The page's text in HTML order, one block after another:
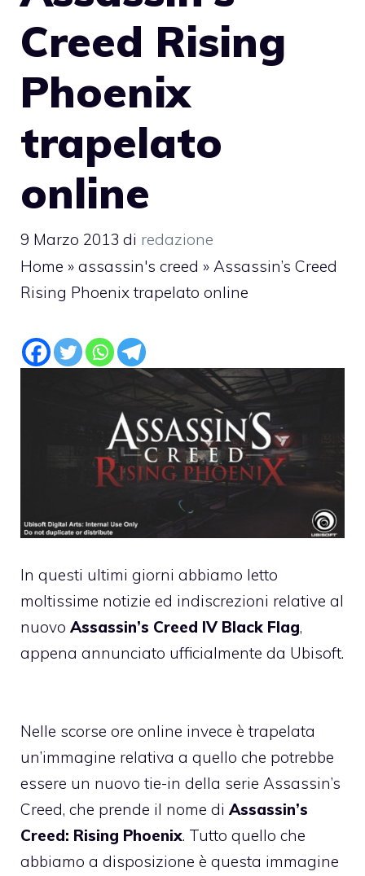
Creed Rising
Phoenix
trapelato
online
9 Marzo 2013 di redazione
Home » assassin's creed » Assassin’s Creed
Rising Phoenix trapelato online
In questi ultimi giorni abbiamo letto
moltissime notizie ed indiscrezioni relative al
nuovo Assassin’s Creed IV Black Flag,
appena annunciato ufficialmente da Ubisoft.
Nelle scorse ore online invece è trapelata
un’immagine relativa a quello che potrebbe
essere un nuovo tie-in della serie Assassin’s
Creed, che prende il nome di Assassin’s
Creed: Rising Phoenix. Tutto quello che
abbiamo a disposizione è questa immagine